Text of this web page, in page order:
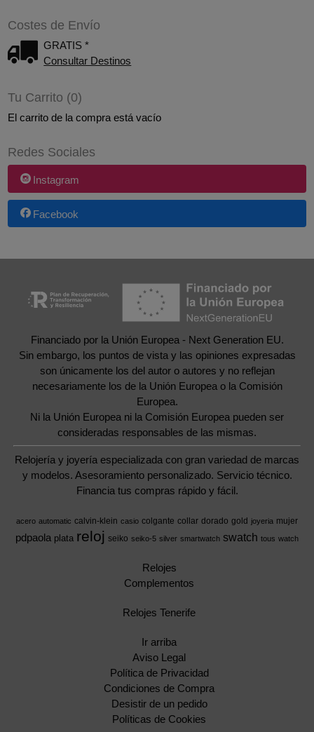
Costes de Envío
GRATIS *
Consultar Destinos
Tu Carrito (0)
El carrito de la compra está vacío
Redes Sociales
Instagram
Facebook
Financiado por la Unión Europea - Next Generation EU.
Sin embargo, los puntos de vista y las opiniones expresadas
son únicamente los del autor o autores y no reflejan
necesariamente los de la Unión Europea o la Comisión
Europea.
Ni la Unión Europea ni la Comisión Europea pueden ser
consideradas responsables de las mismas.
Relojería y joyería especializada con gran variedad de marcas
y modelos. Asesoramiento personalizado. Servicio técnico.
Financia tus compras rápido y fácil.
acero automatic calvin-klein casio colgante collar dorado gold joyeria mujer
pdpaola plata reloj seiko seiko-5 silver smartwatch swatch tous watch
Relojes
Complementos
Relojes Tenerife
Ir arriba
Aviso Legal
Política de Privacidad
Condiciones de Compra
Desistir de un pedido
Políticas de Cookies